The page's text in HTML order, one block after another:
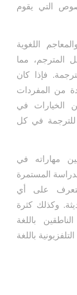
التي يقوم
اللغوية
المترجم، مما
فإذا كان
من المفردات
الخيارات في
للترجمة في كل
مهاراته في
المستمرة
على أي
وكذلك كثرة
باللغة
باللغة